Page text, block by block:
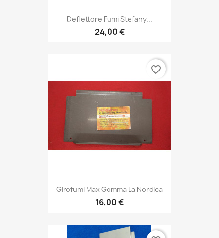
Deflettore Fumi Stefany...
24,00 €
Girofumi Max Gemma La Nordica
16,00 €
favorite_border